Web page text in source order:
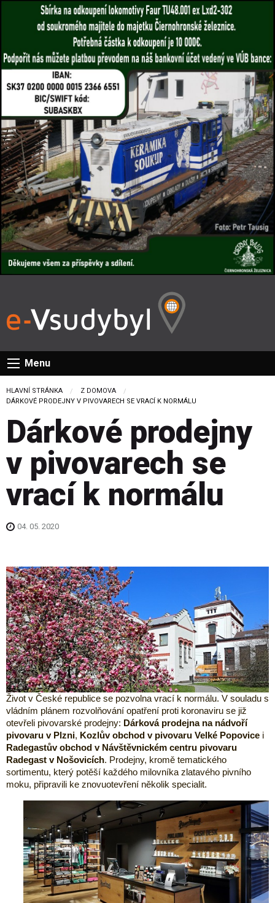
Menu
HLAVNÍ STRÁNKA
Z DOMOVA
CURRENT:
DÁRKOVÉ PRODEJNY V PIVOVARECH SE VRACÍ K NORMÁLU
Dárkové prodejny
v pivovarech se
vrací k normálu
04. 05. 2020
Život v České republice se pozvolna vrací k normálu. V souladu s
vládním plánem rozvolňování opatření proti koronaviru se již
otevřeli pivovarské prodejny: Dárková prodejna na nádvoří
pivovaru v Plzni, Kozlův obchod v pivovaru Velké Popovice i
Radegastův obchod v Návštěvnickém centru pivovaru
Radegast v Nošovicích. Prodejny, kromě tematického
sortimentu, který potěší každého milovníka zlatavého pivního
moku, připravili ke znovuotevření několik specialit.